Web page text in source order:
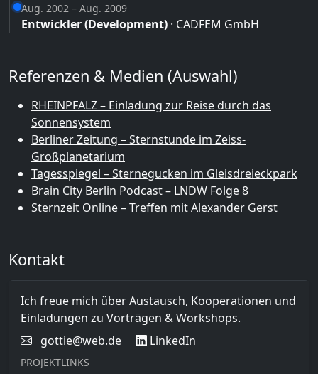
Aug. 2002 – Aug. 2009
Entwickler (Development) · CADFEM GmbH
Referenzen & Medien (Auswahl)
RHEINPFALZ – Einladung zur Reise durch das
Sonnensystem
Berliner Zeitung – Sternstunde im Zeiss-
Großplanetarium
Tagesspiegel – Sternegucken im Gleisdreieckpark
Brain City Berlin Podcast – LNDW Folge 8
Sternzeit Online – Treffen mit Alexander Gerst
Kontakt
Ich freue mich über Austausch, Kooperationen und
Einladungen zu Vorträgen & Workshops.
gottie@web.de
LinkedIn
PROJEKTLINKS